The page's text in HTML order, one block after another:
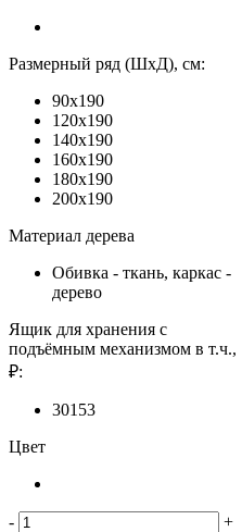
Размерный ряд (ШхД), см:
90x190
120x190
140x190
160x190
180x190
200x190
Материал дерева
Обивка - ткань, каркас -
дерево
Ящик для хранения с
подъёмным механизмом в т.ч.,
₽:
30153
Цвет
-
+